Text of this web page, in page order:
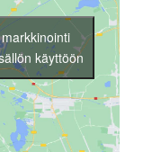
käyttöön